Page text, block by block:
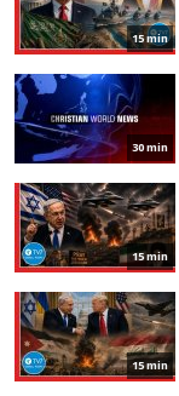
15 min
30 min
15 min
15 min